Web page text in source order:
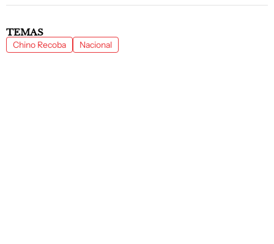
TEMAS
Chino Recoba Nacional